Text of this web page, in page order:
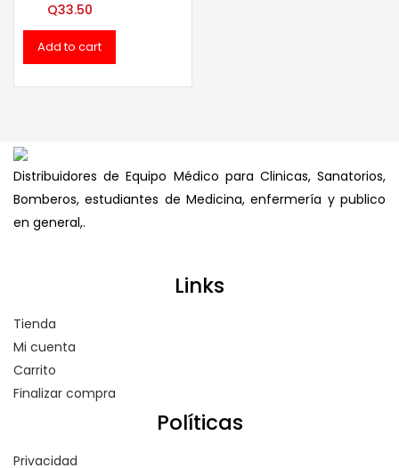
Q33.50
Add to cart
Distribuidores de Equipo Médico para Clinicas, Sanatorios,
Bomberos, estudiantes de Medicina, enfermería y publico
en general,.
Links
Tienda
Mi cuenta
Carrito
Finalizar compra
Políticas
Privacidad